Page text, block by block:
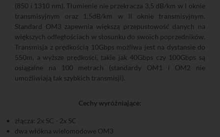
(850 i 1310 nm). Tłumienie nie przekracza 3,5 dB/km w I oknie
transmisyjnym oraz 1,5dB/km w II oknie transmisyjnym.
Standard OM3 zapewnia większą przepustowość danych na
większych odległościach w stosunku do swoich poprzedników.
Transmisja z prędkością 10Gbps możliwa jest na dystansie do
550m, a wyższe prędkości, takie jak 40Gbps czy 100Gbps są
osiągalne na 100 metrach (standardy OM1 i OM2 nie
umożliwiają tak szybkich transmisji).
Cechy wyróżniające:
złącza: 2x SC - 2x SC
dwa włókna wielomodowe OM3